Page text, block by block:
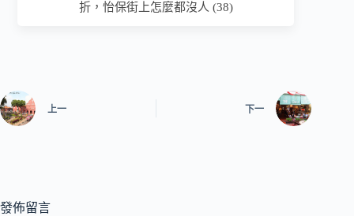
折，怡保街上怎麼都沒人 (38)
上一 下一
發佈留言